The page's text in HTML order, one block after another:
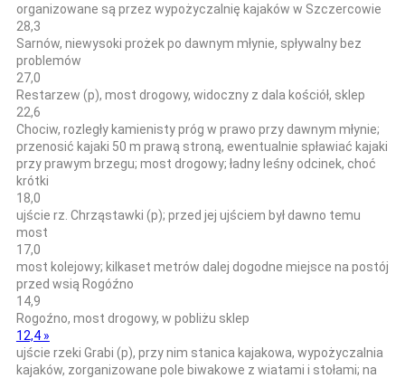
organizowane są przez wypożyczalnię kajaków w Szczercowie
28,3
Sarnów, niewysoki prożek po dawnym młynie, spływalny bez
problemów
27,0
Restarzew (p), most drogowy, widoczny z dala kościół, sklep
22,6
Chociw, rozległy kamienisty próg w prawo przy dawnym młynie;
przenosić kajaki 50 m prawą stroną, ewentualnie spławiać kajaki
przy prawym brzegu; most drogowy; ładny leśny odcinek, choć
krótki
18,0
ujście rz. Chrząstawki (p); przed jej ujściem był dawno temu
most
17,0
most kolejowy; kilkaset metrów dalej dogodne miejsce na postój
przed wsią Rogóźno
14,9
Rogoźno, most drogowy, w pobliżu sklep
12,4 »
ujście rzeki Grabi (p), przy nim stanica kajakowa, wypożyczalnia
kajaków, zorganizowane pole biwakowe z wiatami i stołami; na